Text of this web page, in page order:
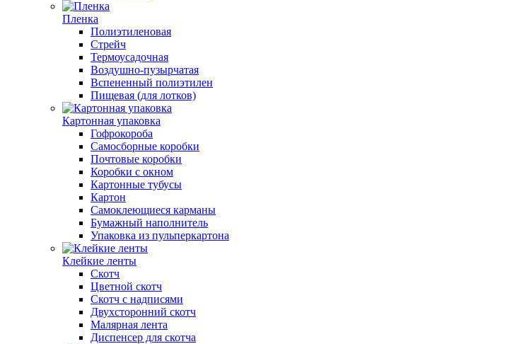
Пленка
Полиэтиленовая
Стрейч
Термоусадочная
Воздушно-пузырчатая
Вспененный полиэтилен
Пищевая (для лотков)
Картонная упаковка
Гофрокороба
Самосборные коробки
Почтовые коробки
Коробки с окном
Картонные тубусы
Картон
Самоклеющиеся карманы
Бумажный наполнитель
Упаковка из пульперкартона
Клейкие ленты
Скотч
Цветной скотч
Скотч с надписями
Двухсторонний скотч
Малярная лента
Диспенсер для скотча